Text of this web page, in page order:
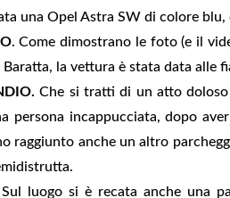
una Opel Astra SW di colore
. Come dimostrano le foto (e il
la vettura è stata data alle
Che si tratti di un atto
persona incappucciata, dopo
raggiunto anche un altro
Sul luogo si è recata anche una